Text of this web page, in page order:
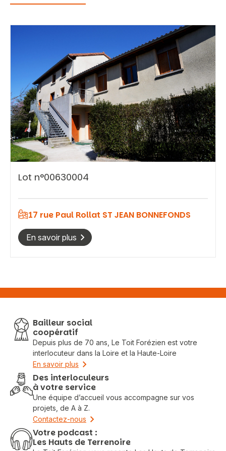
Vous recherchez&nbsp;:
Rechercher
Lot n°00630004
17 rue Paul Rollat ST JEAN BONNEFONDS
En savoir plus
Bailleur social
coopératif
Depuis plus de 70 ans, Le Toit Forézien est votre
interlocuteur dans la Loire et la Haute-Loire
En savoir plus
Des interloculeurs
à votre service
Une équipe d’accueil vous accompagne sur vos
projets, de A à Z.
Contactez-nous
Votre podcast :
Les Hauts de Terrenoire